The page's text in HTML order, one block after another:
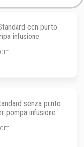
con punto
infusione
senza punto
pompa infusione